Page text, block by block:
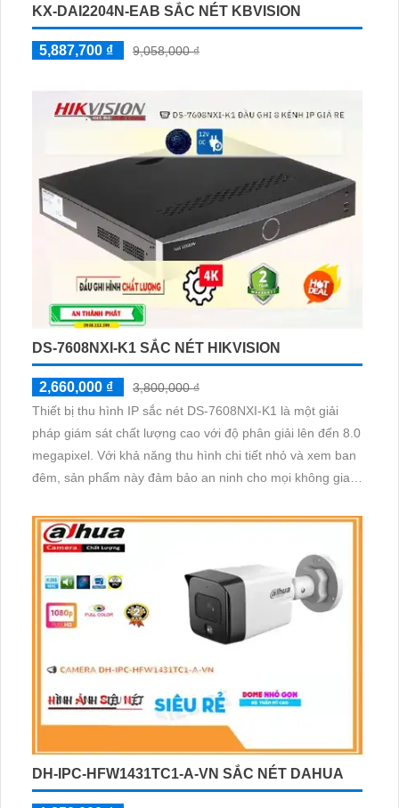
KX-DAI2204N-EAB SẮC NÉT KBVISION
5,887,700 ₫ 9,058,000 ₫
DS-7608NXI-K1 SẮC NÉT HIKVISION
2,660,000 ₫
3,800,000 ₫
Thiết bị thu hình IP sắc nét DS-7608NXI-K1 là một giải
pháp giám sát chất lượng cao với độ phân giải lên đến 8.0
megapixel. Với khả năng thu hình chi tiết nhỏ và xem ban
đêm, sản phẩm này đảm bảo an ninh cho mọi không gian.
lượng hình ảnh
DH-IPC-HFW1431TC1-A-VN SẮC NÉT DAHUA